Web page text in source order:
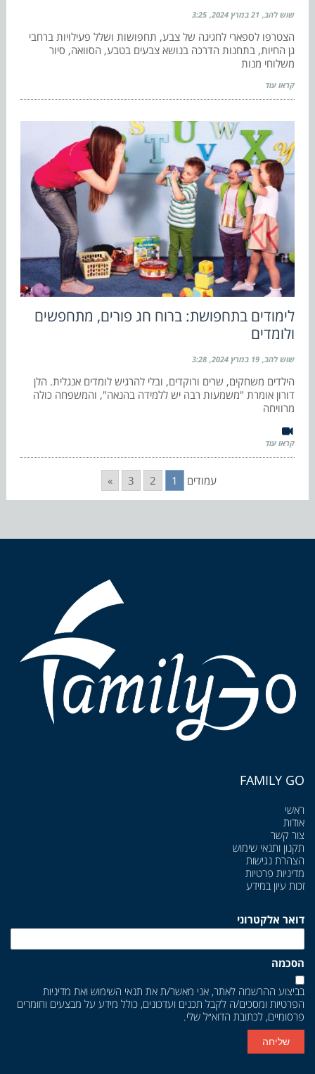
שוש להב 21 במרץ 2024 3:25
הצטרפו לספארי לחגיגה של צבע, תחפושות ושלל פעילויות ברחבי
גן החיות, בתחנות הדרכה בנושא צבעים בטבע, הסוואה, סיור
משלוחי מנות
קראו עוד
לימודים בתחפושת: ברוח חג פורים, מתחפשים
ולומדים
שוש להב 19 במרץ 2024 3:28
הילדים משחקים, שרים ורוקדים, ובלי להרגיש לומדים אנגלית. הלן
דורון אומרת "משמעות רבה יש ללמידה בהנאה", והמשפחה כולה
מרוויחה
קראו עוד
עמודים 1
2
3
»
FAMILY GO
ראשי
אודות
צור קשר
תקנון ותנאי שימוש
הצהרת נגישות
מדיניות פרטיות
זכות עיון במידע
דואר אלקטרוני
הסכמה
בביצוע ההרשמה לאתר, אני מאשר/ת את תנאי השימוש ואת מדיניות
הפרטיות ומסכים/ה לקבל תכנים ועדכונים, כולל מידע על מבצעים וחומרים
פרסומיים, לכתובת הדוא״ל שלי.
שליחה